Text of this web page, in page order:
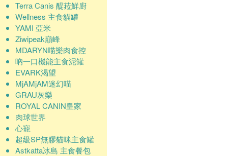
Terra Canis 醍菈鮮廚
Wellness 主食貓罐
YAMI 亞米
Ziwipeak巔峰
MDARYN喵樂肉食控
吶一口機能主食泥罐
EVARK渴望
MjAMjAM迷幻喵
GRAU灰樂
ROYAL CANIN皇家
肉球世界
心寵
超級SP無膠貓咪主食罐
Astkatta冰島 主食餐包